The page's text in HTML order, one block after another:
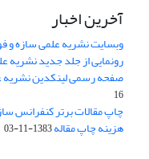
آخرین اخبار
وبسایت نشریه علمی سازه و
رونمایی از جلد جدید نشریه
صفحه رسمی لینکدین نشریه
16
چاپ مقالات برتر کنفرانس
هزینه چاپ مقاله1383-11-03